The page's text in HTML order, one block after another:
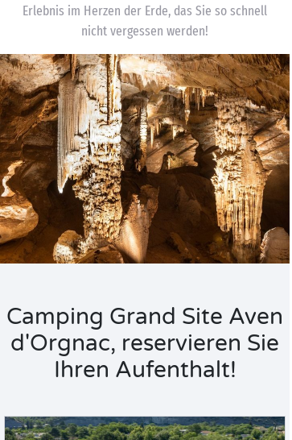
Erlebnis im Herzen der Erde, das Sie so schnell
nicht vergessen werden!
Camping Grand Site Aven
d'Orgnac, reservieren Sie
Ihren Aufenthalt!